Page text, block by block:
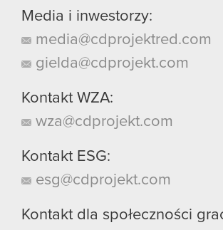
Media i inwestorzy:
media@cdprojektred.com
gielda@cdprojekt.com
Kontakt WZA:
wza@cdprojekt.com
Kontakt ESG:
esg@cdprojekt.com
Kontakt dla społeczności